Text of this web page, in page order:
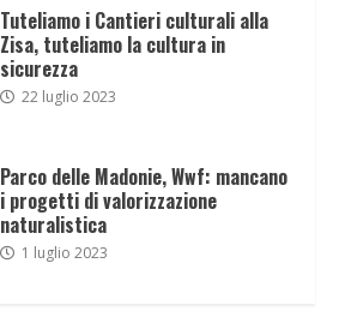
Tuteliamo i Cantieri culturali alla
Zisa, tuteliamo la cultura in
sicurezza
22 luglio 2023
Parco delle Madonie, Wwf: mancano
i progetti di valorizzazione
naturalistica
1 luglio 2023